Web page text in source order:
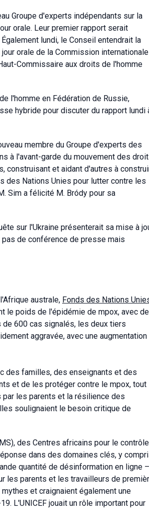
Groupe d'experts indépendants sur la
orale. Leur premier rapport serait
lundi, le Conseil entendrait la
orale de la Commission internationale
Commissaire aux droits de l'homme
l'homme en Fédération de Russie,
hybride pour discuter du rapport lundi
membre du Groupe d'experts des
à l'avant-garde du mouvement des
construisant et aidant d'autres à
des Nations Unies pour lutter contre les
Sim a félicité M. Bródy pour sa
sur l'Ukraine présenterait sa mise à
de conférence de presse mais
australe, Fonds des Nations
le poids de l'épidémie de mpox, avec
600 cas signalés, les deux tiers
aggravée, avec une augmentation
des familles, des enseignants et des
et de les protéger contre le mpox, tout
les parents et la résilience des
soulignaient le besoin critique de
des Centres africains pour le contrôle
dans des domaines clés, y
quantité de désinformation en ligne –
les parents et les travailleurs de
et craignaient également une
L'UNICEF jouait un rôle important pour